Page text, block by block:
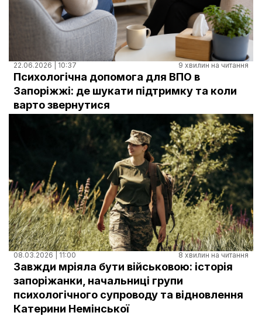
Місто
Про нас
Редакційна політика
Правила використання матеріалів
Документи
22.06.2026 | 10:37 9 хвилин на читання
Психологічна допомога для ВПО в
Запоріжжі: де шукати підтримку та коли
варто звернутися
08.03.2026 | 11:00 8 хвилин на читання
Завжди мріяла бути військовою: історія
запоріжанки, начальниці групи
психологічного супроводу та відновлення
Катерини Немінської